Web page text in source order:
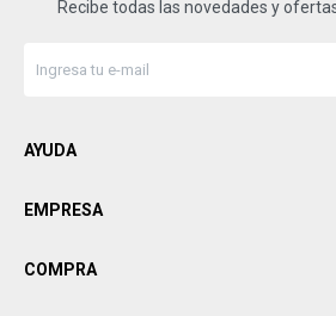
Recibe todas las novedades y
AYUDA
EMPRESA
COMPRA